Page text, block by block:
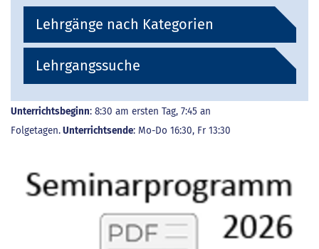
Lehrgänge nach Kategorien
Lehrgangssuche
Unterrichtsbeginn: 8:30 am ersten Tag, 7:45 an
Folgetagen.Unterrichtsende: Mo-Do 16:30, Fr 13:30